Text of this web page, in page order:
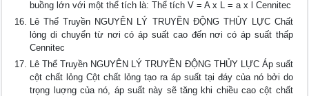
buồng lớn với một thể tích là: Thể tích V = A x L = a x l Cennitec
Lê Thể Truyền NGUYÊN LÝ TRUYỀN ĐỘNG THỦY LỰC Chất
lỏng di chuyển từ nơi có áp suất cao đến nơi có áp suất thấp
Cennitec
Lê Thể Truyền NGUYÊN LÝ TRUYỀN ĐỘNG THỦY LỰC Áp suất
cột chất lỏng Cột chất lỏng tạo ra áp suất tại đáy của nó bởi do
trọng luợng của nó, áp suất này sẽ tăng khi chiều cao cột chất